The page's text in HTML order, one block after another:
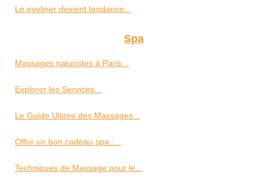
Le eyeliner devient tendance...
Spa
Massages naturistes à Paris...
Explorer les Services...
Le Guide Ultime des Massages...
Offrir un bon cadeau spa :...
Techniques de Massage pour le...